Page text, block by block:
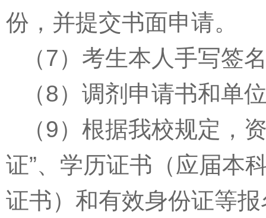
份，并提交书面申请。
（7）考生本人手写签
（8）调剂申请书和单
（9）根据我校规定，
证”、学历证书（应届本
证书）和有效身份证等